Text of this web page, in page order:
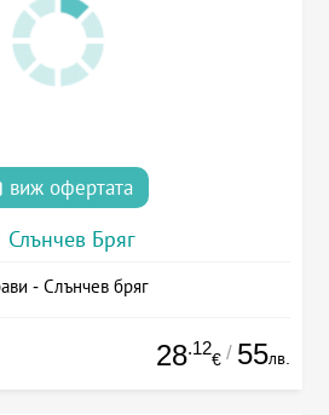
виж офертата
Слънчев Бряг
- Слънчев бряг
28.12
€ / 55лв.